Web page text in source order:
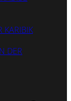
KARIBIK
DER